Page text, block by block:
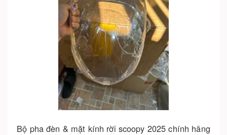
Bộ pha đèn scoopy 2019-2024 | thaivinhmotor
Cho vào giỏ hàng